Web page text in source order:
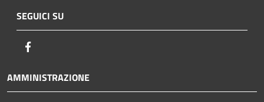
SEGUICI SU
AMMINISTRAZIONE